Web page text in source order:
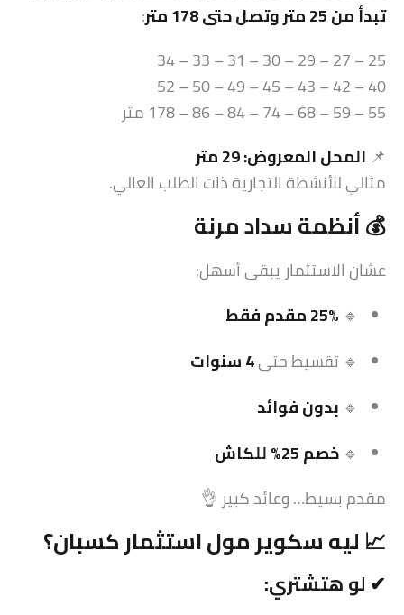
تبدأ من 25 متر وتصل حتى 178 متر
:
25 – 27 – 29 – 30 – 31 – 33 – 34
40 – 42 – 43 – 45 – 49 – 50 – 52
55 – 59 – 68 – 74 – 84 – 86 – 178 متر
📌 المحل المعروض: 29 متر
مثالي للأنشطة التجارية ذات الطلب العالي.
💰 أنظمة سداد مرنة
عشان الاستثمار يبقى أسهل:
🔹 25% مقدم فقط
🔹 تقسيط حتى4 سنوات
🔹 بدون فوائد
🔹 خصم 25% للكاش
مقدم بسيط… وعائد كبير 👌
📈 ليه سكوير مولاستثماركسبان؟
✔ لو هتشتري: